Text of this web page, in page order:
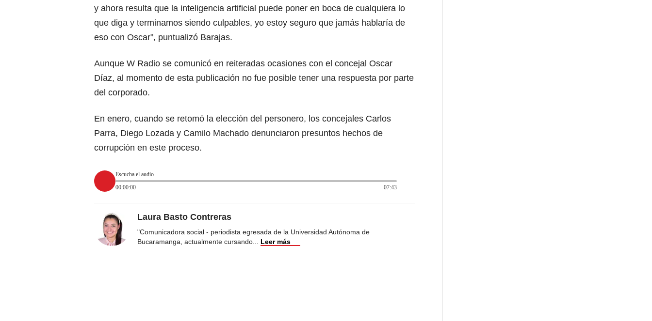
y ahora resulta que la inteligencia artificial puede poner en boca de cualquiera lo
que diga y terminamos siendo culpables, yo estoy seguro que jamás hablaría de
eso con Oscar”, puntualizó Barajas.
Aunque W Radio se comunicó en reiteradas ocasiones con el concejal Oscar
Díaz, al momento de esta publicación no fue posible tener una respuesta por parte
del corporado.
En enero, cuando se retomó la elección del personero, los concejales Carlos
Parra, Diego Lozada y Camilo Machado denunciaron presuntos hechos de
corrupción en este proceso.
Escucha el audio
00:00:00
07:43
Laura Basto Contreras
"Comunicadora social - periodista egresada de la Universidad Autónoma de
Bucaramanga, actualmente cursando
Leer más